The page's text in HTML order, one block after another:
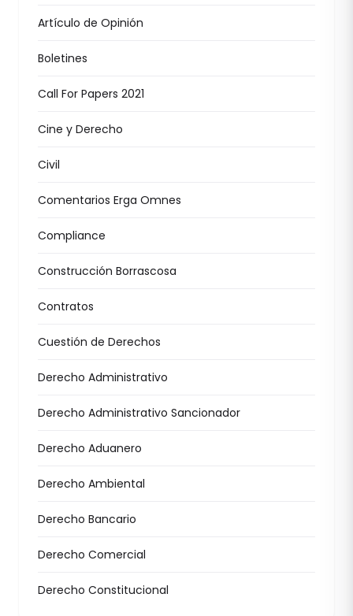
Artículo de Opinión
Boletines
Call For Papers 2021
Cine y Derecho
Civil
Comentarios Erga Omnes
Compliance
Construcción Borrascosa
Contratos
Cuestión de Derechos
Derecho Administrativo
Derecho Administrativo Sancionador
Derecho Aduanero
Derecho Ambiental
Derecho Bancario
Derecho Comercial
Derecho Constitucional